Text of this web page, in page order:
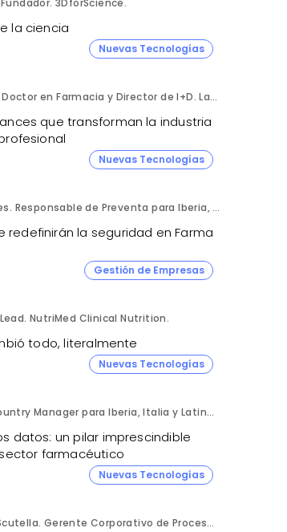
la ciencia
Nuevas Tecnologías
Fran Fernández. Doctor en Farmacia y Director de I+D. Labiana
que transforman la industria
Nuevas Tecnologías
Manuel Achaques. Responsable de Preventa para Iberia, Italia y Latinoamérica. Hornetsecurity.
redefinirán la seguridad en Farma
Gestión de Empresas
NutriMed Clinical Nutrition.
todo, literalmente
Nuevas Tecnologías
Carlos Vieira. Country Manager para Iberia, Italia y Latinoamérica. Hornetsecurity.
datos: un pilar imprescindible
farmacéutico
Nuevas Tecnologías
Jose Francisco Scutella. Gerente Corporativo de Procesos & Control Interno. Adium Pharma.